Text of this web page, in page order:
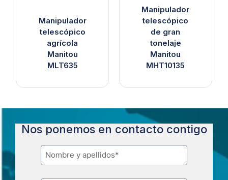
Manipulador
telescópico
agrícola
Manitou
MLT635
Manipulador
telescópico
de gran
tonelaje
Manitou
MHT10135
Nos ponemos en contacto contigo